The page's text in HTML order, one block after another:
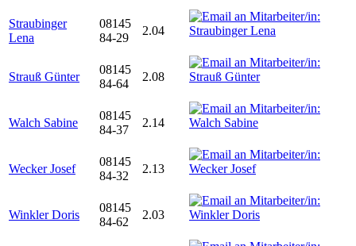
Straubinger
Lena
08145
84-29
2.04
Strauß Günter
08145
84-64
2.08
Walch Sabine
08145
84-37
2.14
Wecker Josef
08145
84-32
2.13
Winkler Doris
08145
84-62
2.03